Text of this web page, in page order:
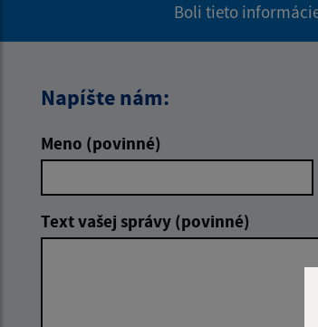
Boli tieto
Napíšte nám:
Meno (povinné)
Text vašej správy (povinné)